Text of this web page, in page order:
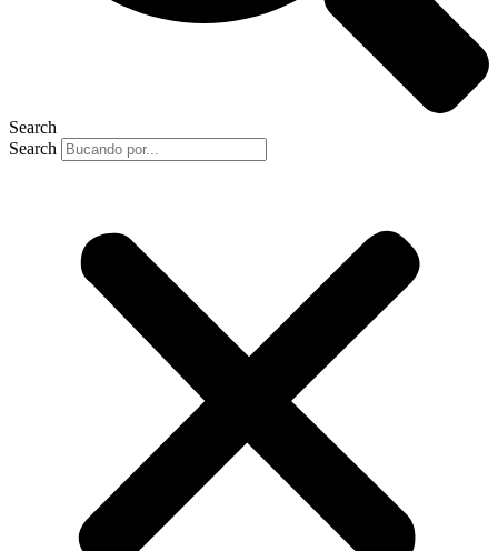
Search
Search